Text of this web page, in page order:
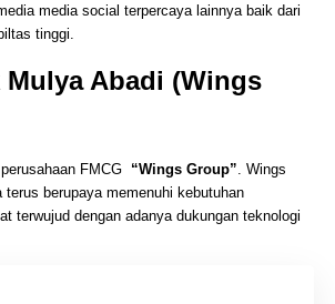
media social terpercaya lainnya baik dari
tinggi.
Abadi (Wings
FMCG “Wings Group” . Wings
berupaya memenuhi kebutuhan
terwujud dengan adanya dukungan teknologi